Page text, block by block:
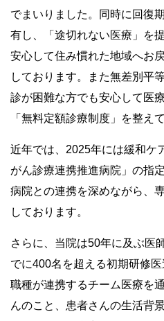
でまいりました。同時に回復
有し、「途切れない医療」を
安心して住み慣れた地域へお
しております。また無差別平
診が困難な方でも安心して医
「無料定額診療制度」を整え
近年では、2025年には緩和ケ
がん診療連携推進病院」の指
病院との連携を深めながら、
しております。
さらに、当院は50年に及ぶ医
でに400名を超える初期研修
職種が連携するチーム医療を
んのこと、患者さんの生活背